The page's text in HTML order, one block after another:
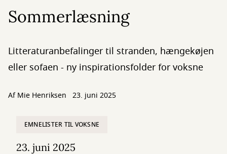
Sommerlæsning
Litteraturanbefalinger til stranden, hængekøjen
eller sofaen - ny inspirationsfolder for voksne
Af Mie Henriksen 23. juni 2025
EMNELISTER TIL VOKSNE
23. juni 2025